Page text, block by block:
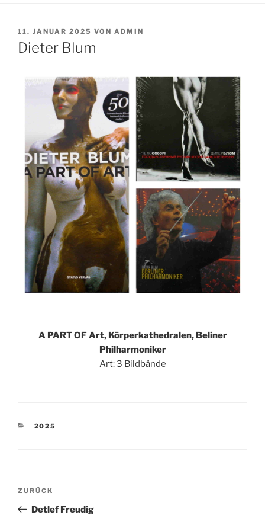
VERÖFFENTLICHT
AM
11. JANUAR 2025 VON ADMIN
Dieter Blum
A PART OF Art, Körperkathedralen, Beliner
Philharmoniker
Art: 3 Bildbände
KATEGORIEN
2025
Beitragsnavigation
Vorheriger
Beitrag
ZURÜCK
Detlef Freudig